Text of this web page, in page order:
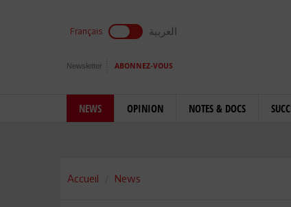
Français العربية
Newsletter ABONNEZ-VOUS
NEWS OPINION NOTES & DOCS
Accueil News